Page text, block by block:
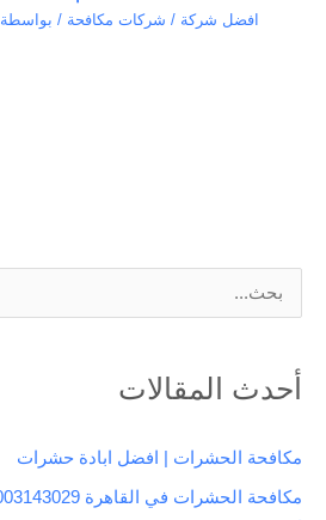
افضل شركة / شركات مكافحة / بواسطة
ب
ح
ن
أحدث المقالات
مكافحة الحشرات | افضل ابادة حشرات